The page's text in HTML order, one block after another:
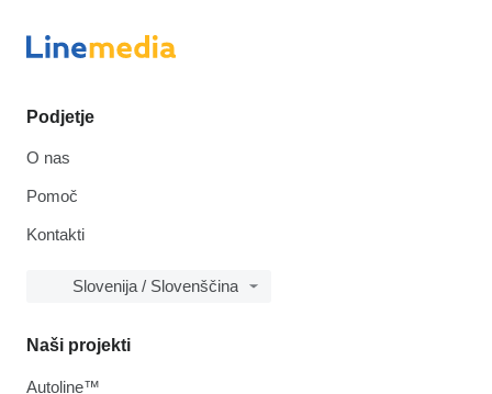
Podjetje
O nas
Pomoč
Kontakti
Slovenija / Slovenščina
Naši projekti
Autoline™